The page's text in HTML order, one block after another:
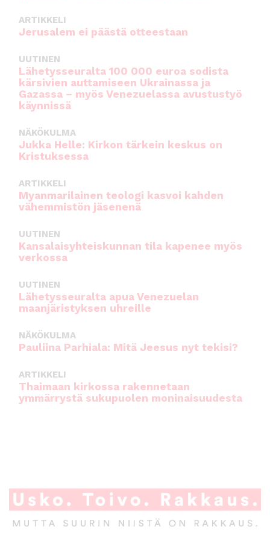
ARTIKKELI
Jerusalem ei päästä otteestaan
UUTINEN
Lähetysseuralta 100 000 euroa sodista
kärsivien auttamiseen Ukrainassa ja
Gazassa – myös Venezuelassa avustustyö
käynnissä
NÄKÖKULMA
Jukka Helle: Kirkon tärkein keskus on
Kristuksessa
ARTIKKELI
Myanmarilainen teologi kasvoi kahden
vähemmistön jäsenenä
UUTINEN
Kansalaisyhteiskunnan tila kapenee myös
verkossa
UUTINEN
Lähetysseuralta apua Venezuelan
maanjäristyksen uhreille
NÄKÖKULMA
Pauliina Parhiala: Mitä Jeesus nyt tekisi?
ARTIKKELI
Thaimaan kirkossa rakennetaan
ymmärrystä sukupuolen moninaisuudesta